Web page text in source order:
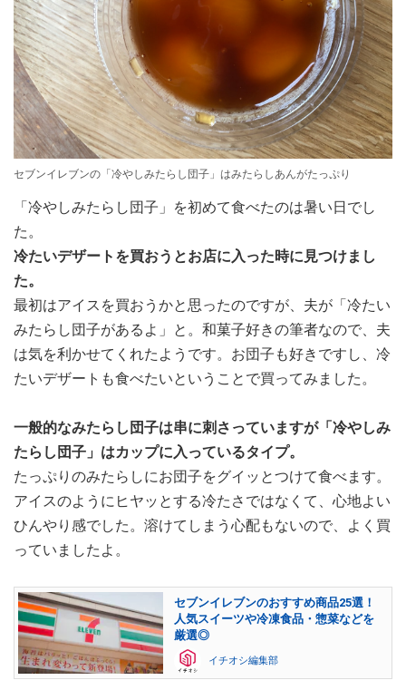
セブンイレブンの「冷やしみたらし団子」はみたらしあんがたっぷり
「冷やしみたらし団子」を初めて食べたのは暑い日でし
た。
冷たいデザートを買おうとお店に入った時に見つけまし
た。
最初はアイスを買おうかと思ったのですが、夫が「冷たい
みたらし団子があるよ」と。和菓子好きの筆者なので、夫
は気を利かせてくれたようです。お団子も好きですし、冷
たいデザートも食べたいということで買ってみました。
一般的なみたらし団子は串に刺さっていますが「冷やしみ
たらし団子」はカップに入っているタイプ。
たっぷりのみたらしにお団子をグイッとつけて食べます。
アイスのようにヒヤッとする冷たさではなくて、心地よい
ひんやり感でした。溶けてしまう心配もないので、よく買
っていましたよ。
セブンイレブンのおすすめ商品25選！
人気スイーツや冷凍食品・惣菜などを
厳選◎
イチオシ編集部